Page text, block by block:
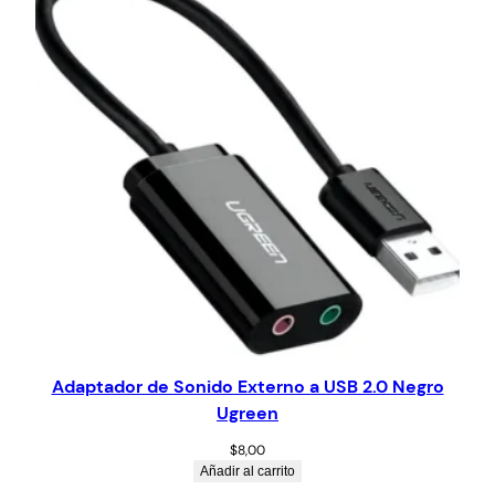
Adaptador de Sonido Externo a USB 2.0 Negro
Ugreen
$8,00
Añadir al carrito